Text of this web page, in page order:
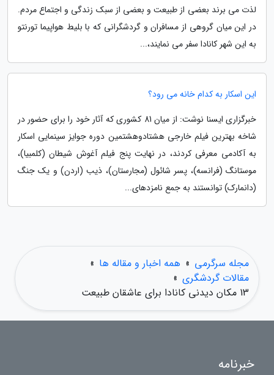
لذت می برند بعضی از طبیعت و بعضی از سبک زندگی و اجتماع مردم.
در این میان گروهی از مسافران و گردشگرانی که با بلیط هواپیما تورنتو
به این شهر کانادا سفر می نمایند،...
این اسکار به کدام خانه می رود؟
خبرگزاری ایسنا نوشت: از میان 81 کشوری که آثار خود را برای حضور در
شاخه بهترین فیلم خارجی هشتادوهشتمین دوره جوایز سینمایی اسکار
به آکادمی معرفی کردند، در نهایت پنج فیلم آغوش شیطان (کلمبیا)،
موستانگ (فرانسه)، پسر شائول (مجارستان)، ذیب (اردن) و یک جنگ
(دانمارک) توانستند به جمع نامزدهای...
مجله سرگرمی » همه اخبار و مقاله ها »
مقالات گردشگری »
13 مکان دیدنی کانادا برای عاشقان طبیعت
خبرنامه